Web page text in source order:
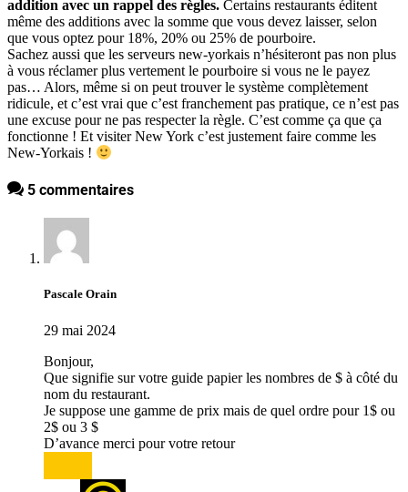
addition avec un rappel des règles. Certains restaurants éditent
même des additions avec la somme que vous devez laisser, selon
que vous optez pour 18%, 20% ou 25% de pourboire.
Sachez aussi que les serveurs new-yorkais n’hésiteront pas non plus
à vous réclamer plus vertement le pourboire si vous ne le payez
pas… Alors, même si on peut trouver le système complètement
ridicule, et c’est vrai que c’est franchement pas pratique, ce n’est pas
une excuse pour ne pas respecter la règle. C’est comme ça que ça
fonctionne ! Et visiter New York c’est justement faire comme les
New-Yorkais !
5 commentaires
Pascale Orain
29 mai 2024
Bonjour,
Que signifie sur votre guide papier les nombres de $ à côté du
nom du restaurant.
Je suppose une gamme de prix mais de quel ordre pour 1$ ou
2$ ou 3 $
D’avance merci pour votre retour